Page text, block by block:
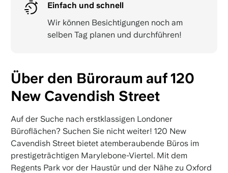
Einfach und schnell
Wir können Besichtigungen noch am
selben Tag planen und durchführen!
Über den Büroraum auf 120
New Cavendish Street
Auf der Suche nach erstklassigen Londoner
Büroflächen? Suchen Sie nicht weiter! 120 New
Cavendish Street bietet atemberaubende Büros im
prestigeträchtigen Marylebone-Viertel. Mit dem
Regents Park vor der Haustür und der Nähe zu Oxford